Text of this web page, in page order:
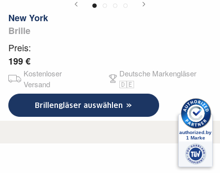
New York
Brille
Preis:
199 €
Kostenloser
Versand
Deutsche Markengläser
🇩🇪
Brillengläser auswählen